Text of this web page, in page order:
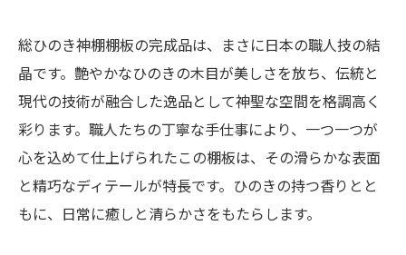
総ひのき神棚棚板の完成品は、まさに日本の職人技の結
晶です。艶やかなひのきの木目が美しさを放ち、伝統と
現代の技術が融合した逸品として神聖な空間を格調高く
彩ります。職人たちの丁寧な手仕事により、一つ一つが
心を込めて仕上げられたこの棚板は、その滑らかな表面
と精巧なディテールが特長です。ひのきの持つ香りとと
もに、日常に癒しと清らかさをもたらします。